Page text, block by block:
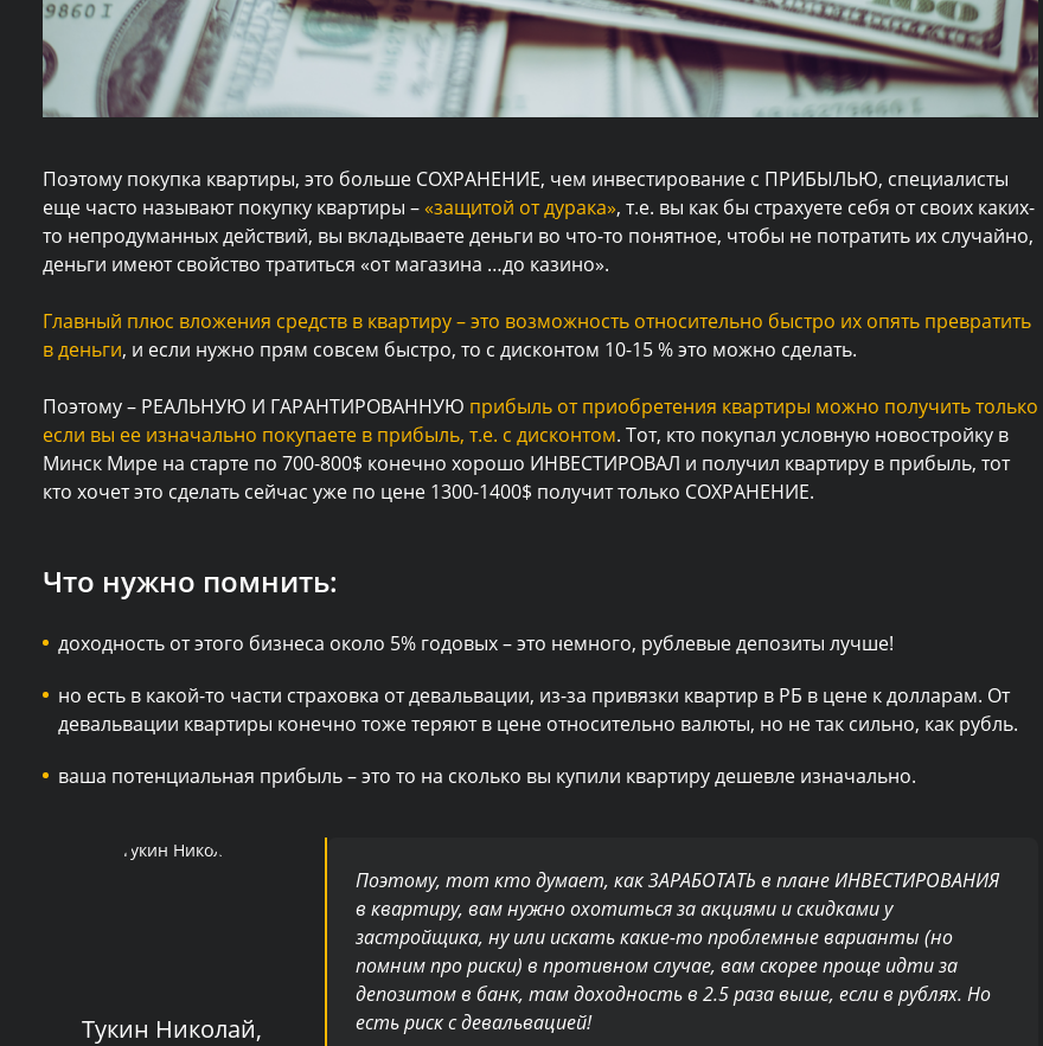
Поэтому покупка квартиры, это больше СОХРАНЕНИЕ, чем инвестирование с ПРИБЫЛЬЮ, специалисты
еще часто называют покупку квартиры – «защитой от дурака», т.е. вы как бы страхуете себя от своих каких-
то непродуманных действий, вы вкладываете деньги во что-то понятное, чтобы не потратить их случайно,
деньги имеют свойство тратиться «от магазина …до казино».
Главный плюс вложения средств в квартиру – это возможность относительно быстро их опять превратить
в деньги, и если нужно прям совсем быстро, то с дисконтом 10-15 % это можно сделать.
Поэтому – РЕАЛЬНУЮ И ГАРАНТИРОВАННУЮ прибыль от приобретения квартиры можно получить только
если вы ее изначально покупаете в прибыль, т.е. с дисконтом. Тот, кто покупал условную новостройку в
Минск Мире на старте по 700-800$ конечно хорошо ИНВЕСТИРОВАЛ и получил квартиру в прибыль, тот
кто хочет это сделать сейчас уже по цене 1300-1400$ получит только СОХРАНЕНИЕ.
Что нужно помнить:
доходность от этого бизнеса около 5% годовых – это немного, рублевые депозиты лучше!
но есть в какой-то части страховка от девальвации, из-за привязки квартир в РБ в цене к долларам. От
девальвации квартиры конечно тоже теряют в цене относительно валюты, но не так сильно, как рубль.
ваша потенциальная прибыль – это то на сколько вы купили квартиру дешевле изначально.
Тукин Николай,
Поэтому, тот кто думает, как ЗАРАБОТАТЬ в плане ИНВЕСТИРОВАНИЯ
в квартиру, вам нужно охотиться за акциями и скидками у
застройщика, ну или искать какие-то проблемные варианты (но
помним про риски) в противном случае, вам скорее проще идти за
депозитом в банк, там доходность в 2.5 раза выше, если в рублях. Но
есть риск с девальвацией!